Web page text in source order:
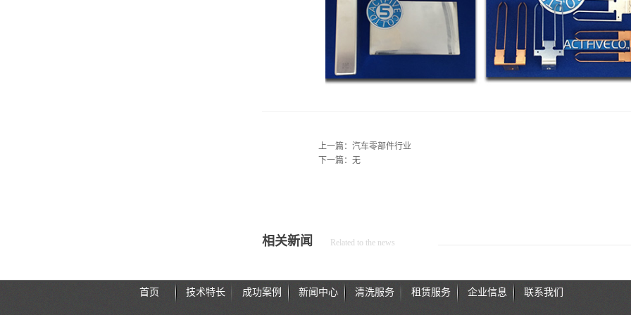
上一篇： 汽车零部件行业
下一篇：无
相关新闻 Related to the news
技术特长 成功案例 新闻中心 清洗服务 租赁服务 企业信息 联系我们
首页